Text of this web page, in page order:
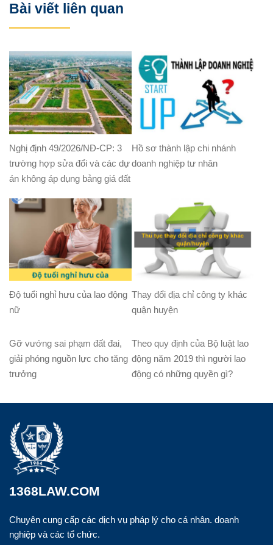
Bài viết liên quan
Nghị định 49/2026/NĐ-CP: 3
trường hợp sửa đổi và các dự
án không áp dụng bảng giá đất
Hồ sơ thành lập chi nhánh
doanh nghiệp tư nhân
Độ tuổi nghỉ hưu của lao động
nữ
Thay đổi địa chỉ công ty khác
quận huyện
Gỡ vướng sai phạm đất đai,
giải phóng nguồn lực cho tăng
trưởng
Theo quy định của Bộ luật lao
động năm 2019 thì người lao
động có những quyền gì?
1368LAW.COM
Chuyên cung cấp các dịch vụ pháp lý cho cá nhân. doanh
nghiệp và các tổ chức.